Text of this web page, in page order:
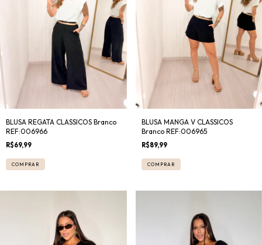
BLUSA REGATA CLASSICOS Branco
REF:006966
R$69,99
COMPRAR
BLUSA MANGA V CLASSICOS
Branco REF:006965
R$89,99
COMPRAR